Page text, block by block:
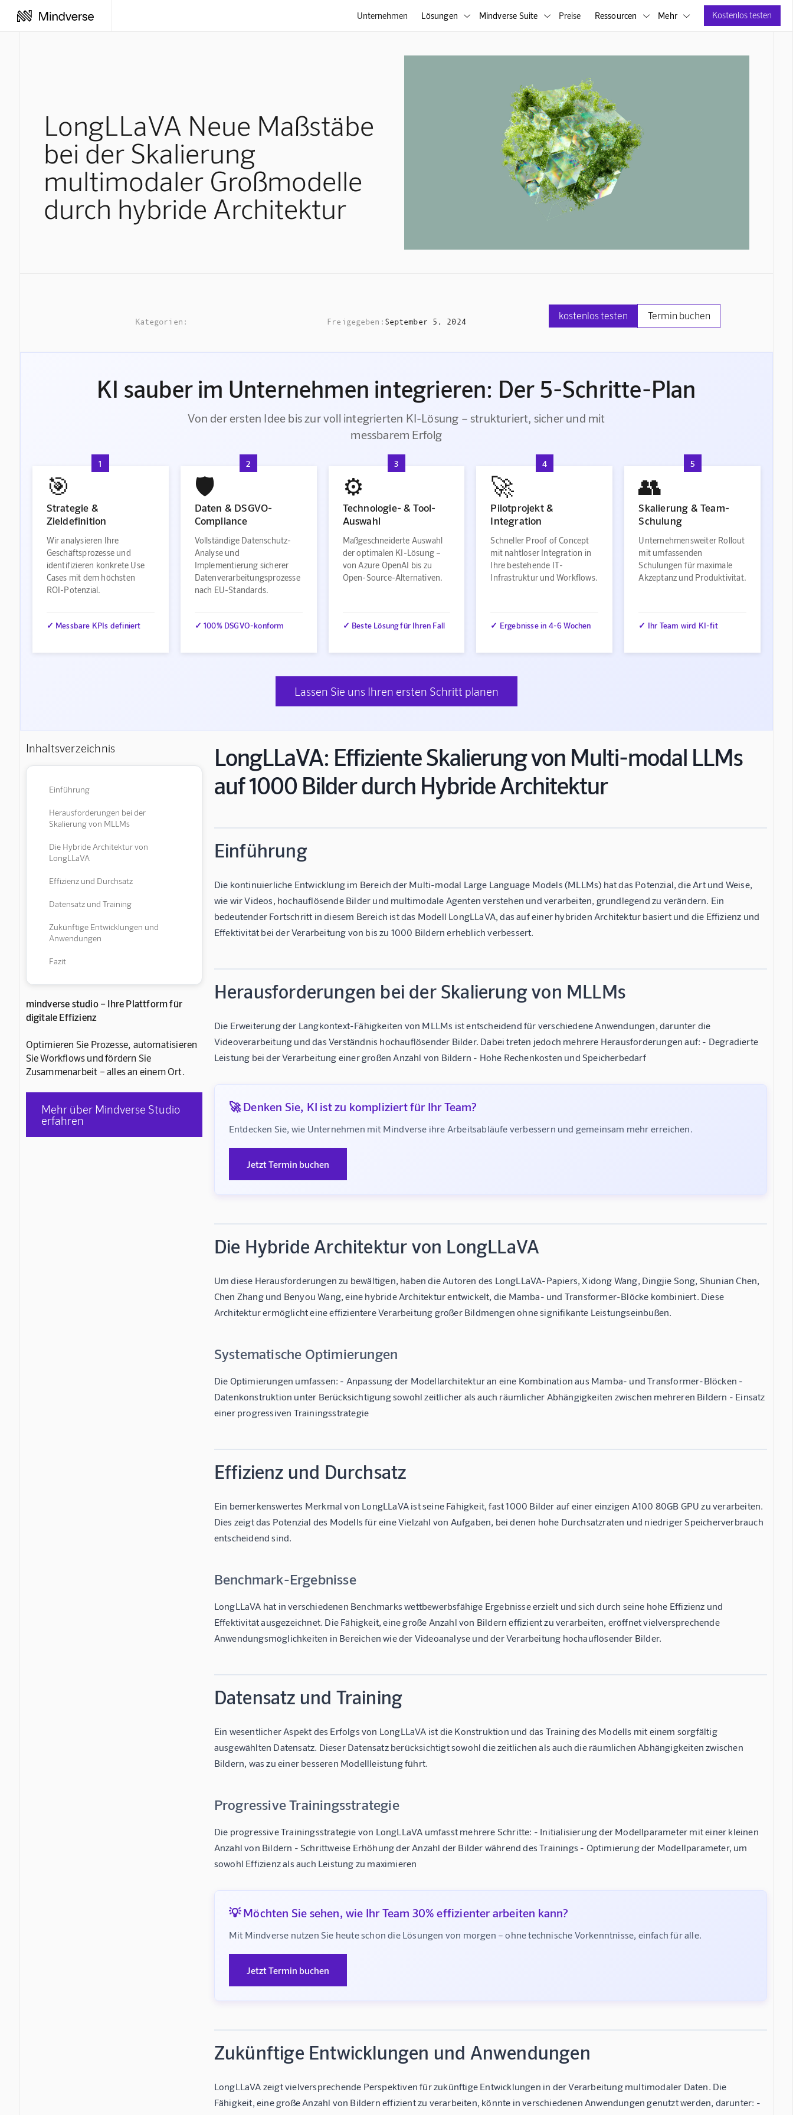
Unternehmen Lösungen  Mindverse Suite  Preise Ressourcen  Mehr  Kostenlos testen
LongLLaVA Neue Maßstäbe
bei der Skalierung
multimodaler Großmodelle
durch hybride Architektur
Kategorien: Freigegeben: September 5, 2024
kostenlos testen Termin buchen
KI sauber im Unternehmen integrieren: Der 5-Schritte-Plan
Von der ersten Idee bis zur voll integrierten KI-Lösung – strukturiert, sicher und mit
messbarem Erfolg
1
🎯
Strategie &
Zieldefinition
Wir analysieren Ihre
Geschäftsprozesse und
identifizieren konkrete Use
Cases mit dem höchsten
ROI-Potenzial.
✓ Messbare KPIs definiert
2
🛡️
Daten & DSGVO-
Compliance
Vollständige Datenschutz-
Analyse und
Implementierung sicherer
Datenverarbeitungsprozesse
nach EU-Standards.
✓ 100% DSGVO-konform
3
⚙️
Technologie- & Tool-
Auswahl
Maßgeschneiderte Auswahl
der optimalen KI-Lösung –
von Azure OpenAI bis zu
Open-Source-Alternativen.
✓ Beste Lösung für Ihren Fall
4
🚀
Pilotprojekt &
Integration
Schneller Proof of Concept
mit nahtloser Integration in
Ihre bestehende IT-
Infrastruktur und Workflows.
✓ Ergebnisse in 4-6 Wochen
5
👥
Skalierung & Team-
Schulung
Unternehmensweiter Rollout
mit umfassenden
Schulungen für maximale
Akzeptanz und Produktivität.
✓ Ihr Team wird KI-fit
Lassen Sie uns Ihren ersten Schritt planen
Inhaltsverzeichnis
Einführung
Herausforderungen bei der
Skalierung von MLLMs
Die Hybride Architektur von
LongLLaVA
Effizienz und Durchsatz
Datensatz und Training
Zukünftige Entwicklungen und
Anwendungen
Fazit
mindverse studio – Ihre Plattform für
digitale Effizienz
Optimieren Sie Prozesse, automatisieren
Sie Workflows und fördern Sie
Zusammenarbeit – alles an einem Ort.
Mehr über Mindverse Studio
erfahren
LongLLaVA: Effiziente Skalierung von Multi-modal LLMs
auf 1000 Bilder durch Hybride Architektur
Einführung
Die kontinuierliche Entwicklung im Bereich der Multi-modal Large Language Models (MLLMs) hat das Potenzial, die Art und Weise,
wie wir Videos, hochauflösende Bilder und multimodale Agenten verstehen und verarbeiten, grundlegend zu verändern. Ein
bedeutender Fortschritt in diesem Bereich ist das Modell LongLLaVA, das auf einer hybriden Architektur basiert und die Effizienz und
Effektivität bei der Verarbeitung von bis zu 1000 Bildern erheblich verbessert.
Herausforderungen bei der Skalierung von MLLMs
Die Erweiterung der Langkontext-Fähigkeiten von MLLMs ist entscheidend für verschiedene Anwendungen, darunter die
Videoverarbeitung und das Verständnis hochauflösender Bilder. Dabei treten jedoch mehrere Herausforderungen auf: - Degradierte
Leistung bei der Verarbeitung einer großen Anzahl von Bildern - Hohe Rechenkosten und Speicherbedarf
🚀 Denken Sie, KI ist zu kompliziert für Ihr Team?
Entdecken Sie, wie Unternehmen mit Mindverse ihre Arbeitsabläufe verbessern und gemeinsam mehr erreichen.
Jetzt Termin buchen
Die Hybride Architektur von LongLLaVA
Um diese Herausforderungen zu bewältigen, haben die Autoren des LongLLaVA-Papiers, Xidong Wang, Dingjie Song, Shunian Chen,
Chen Zhang und Benyou Wang, eine hybride Architektur entwickelt, die Mamba- und Transformer-Blöcke kombiniert. Diese
Architektur ermöglicht eine effizientere Verarbeitung großer Bildmengen ohne signifikante Leistungseinbußen.
Systematische Optimierungen
Die Optimierungen umfassen: - Anpassung der Modellarchitektur an eine Kombination aus Mamba- und Transformer-Blöcken -
Datenkonstruktion unter Berücksichtigung sowohl zeitlicher als auch räumlicher Abhängigkeiten zwischen mehreren Bildern - Einsatz
einer progressiven Trainingsstrategie
Effizienz und Durchsatz
Ein bemerkenswertes Merkmal von LongLLaVA ist seine Fähigkeit, fast 1000 Bilder auf einer einzigen A100 80GB GPU zu verarbeiten.
Dies zeigt das Potenzial des Modells für eine Vielzahl von Aufgaben, bei denen hohe Durchsatzraten und niedriger Speicherverbrauch
entscheidend sind.
Benchmark-Ergebnisse
LongLLaVA hat in verschiedenen Benchmarks wettbewerbsfähige Ergebnisse erzielt und sich durch seine hohe Effizienz und
Effektivität ausgezeichnet. Die Fähigkeit, eine große Anzahl von Bildern effizient zu verarbeiten, eröffnet vielversprechende
Anwendungsmöglichkeiten in Bereichen wie der Videoanalyse und der Verarbeitung hochauflösender Bilder.
Datensatz und Training
Ein wesentlicher Aspekt des Erfolgs von LongLLaVA ist die Konstruktion und das Training des Modells mit einem sorgfältig
ausgewählten Datensatz. Dieser Datensatz berücksichtigt sowohl die zeitlichen als auch die räumlichen Abhängigkeiten zwischen
Bildern, was zu einer besseren Modellleistung führt.
Progressive Trainingsstrategie
Die progressive Trainingsstrategie von LongLLaVA umfasst mehrere Schritte: - Initialisierung der Modellparameter mit einer kleinen
Anzahl von Bildern - Schrittweise Erhöhung der Anzahl der Bilder während des Trainings - Optimierung der Modellparameter, um
sowohl Effizienz als auch Leistung zu maximieren
💡 Möchten Sie sehen, wie Ihr Team 30% effizienter arbeiten kann?
Mit Mindverse nutzen Sie heute schon die Lösungen von morgen – ohne technische Vorkenntnisse, einfach für alle.
Jetzt Termin buchen
Zukünftige Entwicklungen und Anwendungen
LongLLaVA zeigt vielversprechende Perspektiven für zukünftige Entwicklungen in der Verarbeitung multimodaler Daten. Die
Fähigkeit, eine große Anzahl von Bildern effizient zu verarbeiten, könnte in verschiedenen Anwendungen genutzt werden, darunter: -